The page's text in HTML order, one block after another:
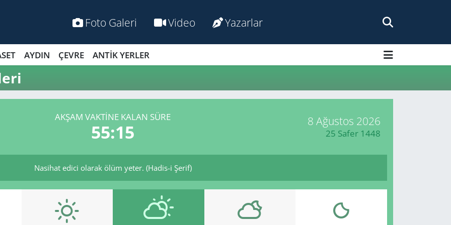
Foto Galeri Video Yazarlar
AYDIN ÇEVRE ANTİK YERLER
AKŞAM VAKTİNE KALAN SÜRE
55:15 8 Ağustos 2026
25 Safer 1448
Nasihat edici olarak ölüm yeter. (Hadis-i Şerif)